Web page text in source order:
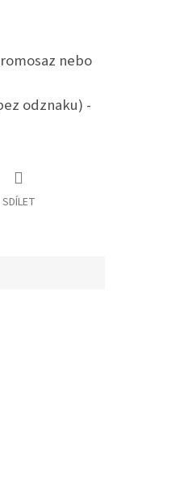
nebo
odznaku) -
SDÍLET